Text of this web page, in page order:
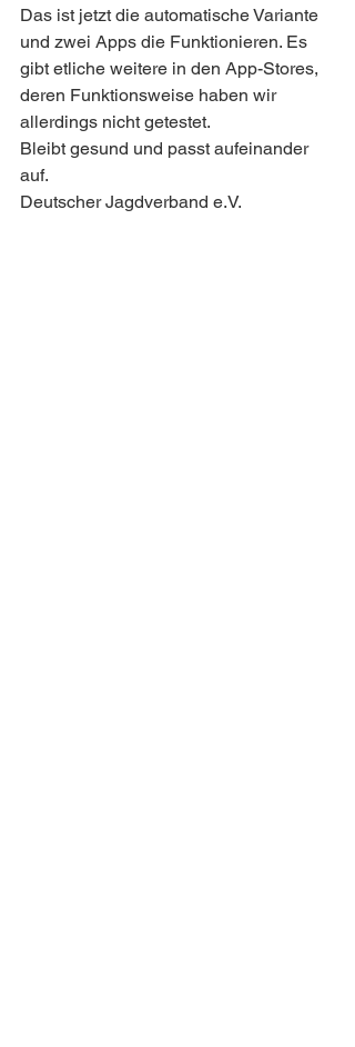
Das ist jetzt die automatische Variante
und zwei Apps die Funktionieren. Es
gibt etliche weitere in den App-Stores,
deren Funktionsweise haben wir
allerdings nicht getestet.
Bleibt gesund und passt aufeinander
auf.
Deutscher Jagdverband e.V.